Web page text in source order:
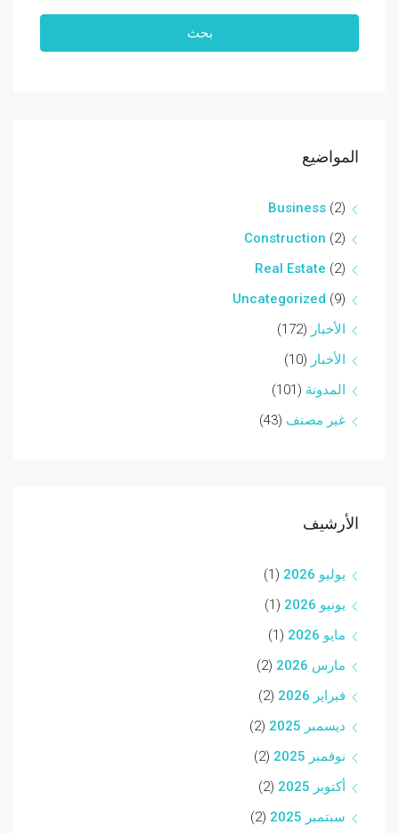
بحث
المواضيع
Business (2)
Construction (2)
Real Estate (2)
Uncategorized (9)
الأخبار (172)
الأخبار (10)
المدونة (101)
غير مصنف (43)
الأرشيف
يوليو 2026
(1)
يونيو 2026
(1)
مايو 2026
(1)
مارس 2026
(2)
فبراير 2026
(2)
ديسمبر 2025
(2)
نوفمبر 2025
(2)
أكتوبر 2025
(2)
سبتمبر 2025
(2)